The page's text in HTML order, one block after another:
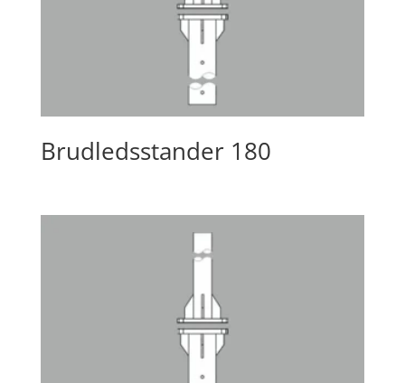
Brudledsstander 180